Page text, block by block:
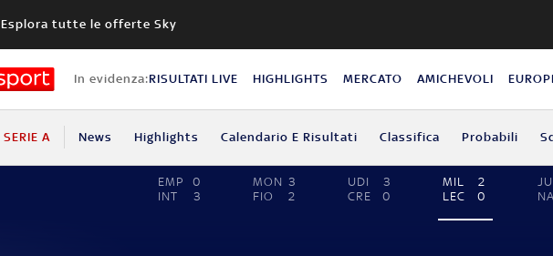
Esplora tutte le offerte Sky
In evidenza:RISULTATI LIVE HIGHLIGHTS MERCATO AMICHEVOLI
SERIE A News Highlights Calendario E Risultati Classifica Probabili
EMP
0
INT
3
MON 3
FIO
2
UDI
3
CRE
0
MIL
2
LEC
0